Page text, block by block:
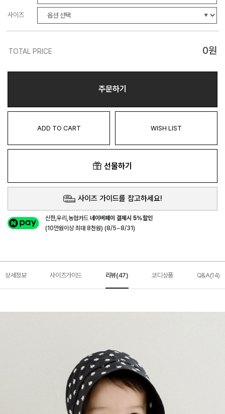
사이즈
TOTAL PRICE 0원
주문하기
ADD TO CART WISH LIST
선물하기
사이즈 가이드를 참고하세요!
신한,우리,농협카드네이버페이 결제시 5%할인
(10만원이상 최대 8천원) (8/5~8/31)
상세정보 사이즈가이드 리뷰(47) 코디상품 Q&A(14)